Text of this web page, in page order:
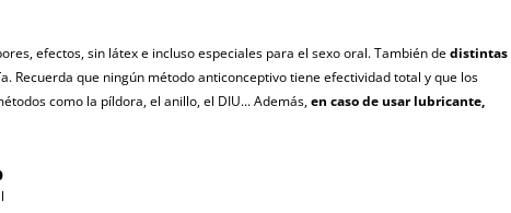
efectos, sin látex e incluso especiales para el sexo oral. También dedistintas
Recuerda que ningún método anticonceptivo tiene efectividad total y que los
como la píldora, el anillo, el DIU... Además,en caso de usar lubricante,